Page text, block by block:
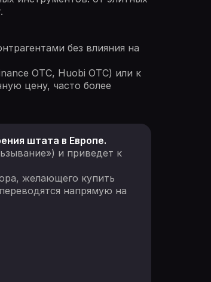
без влияния на
OTC, Huobi OTC) или к
цену, часто более
штата в Европе.
и приведет к
желающего купить
напрямую на